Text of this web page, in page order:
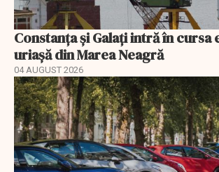
Constanța și Galați intră în cursa
uriașă din Marea Neagră
04 AUGUST 2026